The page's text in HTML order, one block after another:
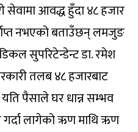
सेवामा आवद्ध हुँदा ४८ हजार
नभएको बताउँछन् लमजुङ
सुपरिटेन्डेन्ट डा. रमेश
तलब ४८ हजारबाट
पैसाले घर धान्न सम्भव
लागेको ऋण माथि ऋण